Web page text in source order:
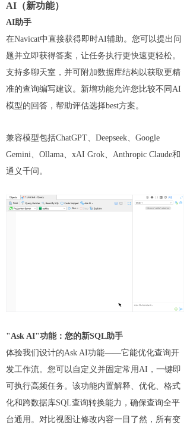
AI（新功能）
AI助手
在Navicat中直接获得即时AI辅助。您可以提出问
题并立即获得答案，让任务执行更快速更轻松。
支持多聊天室，并可附加数据库结构以获取更精
准的查询编写建议。新增功能允许您比较不同AI
模型的回答，帮助评估选择best方案。
兼容模型包括ChatGPT、Deepseek、Google
Gemini、Ollama、xAI Grok、Anthropic Claude和
通义千问。
"Ask AI"功能：您的新SQL助手
体验我们设计的Ask AI功能——它能优化查询开
发工作流。您可以自定义并固定常用AI，一键即
可执行高频任务。该功能内置解释、优化、格式
化和跨数据库SQL查询转换能力，确保查询全平
台通用。对比视图让修改内容一目了然，所有变